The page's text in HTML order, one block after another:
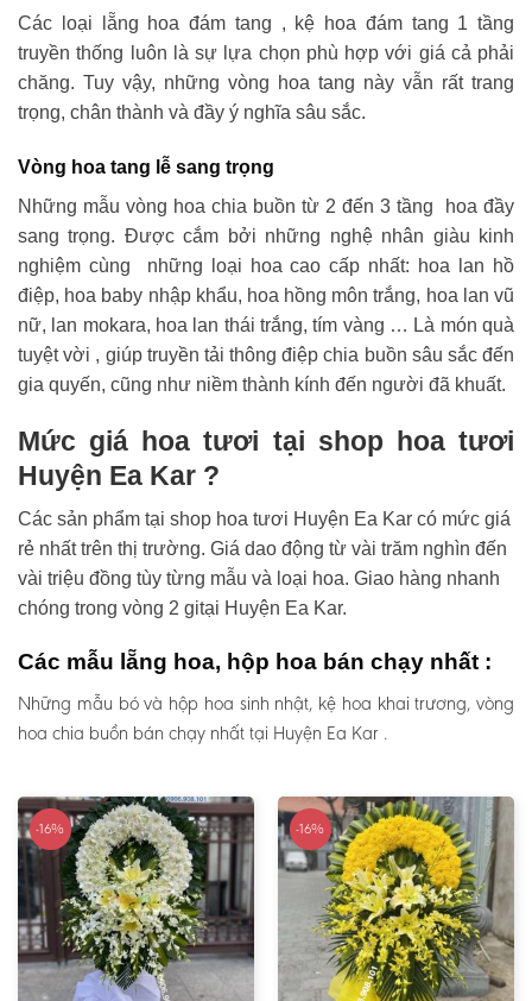
Các loại lẵng hoa đám tang , kệ hoa đám tang 1 tầng
truyền thống luôn là sự lựa chọn phù hợp với giá cả phải
chăng. Tuy vậy, những vòng hoa tang này vẫn rất trang
trọng, chân thành và đầy ý nghĩa sâu sắc.
Vòng hoa tang lễ sang trọng
Những mẫu vòng hoa chia buồn từ 2 đến 3 tầng hoa đầy
sang trọng. Được cắm bởi những nghệ nhân giàu kinh
nghiệm cùng những loại hoa cao cấp nhất: hoa lan hồ
điệp, hoa baby nhập khẩu, hoa hồng môn trắng, hoa lan vũ
nữ, lan mokara, hoa lan thái trắng, tím vàng … Là món quà
tuyệt vời , giúp truyền tải thông điệp chia buồn sâu sắc đến
gia quyến, cũng như niềm thành kính đến người đã khuất.
Mức giá hoa tươi tại shop hoa tươi
Huyện Ea Kar ?
Các sản phẩm tại shop hoa tươi Huyện Ea Kar có mức giá
rẻ nhất trên thị trường. Giá dao động từ vài trăm nghìn đến
vài triệu đồng tùy từng mẫu và loại hoa. Giao hàng nhanh
chóng trong vòng 2 gitại Huyện Ea Kar.
Các mẫu lẵng hoa, hộp hoa bán chạy nhất :
Những mẫu bó và hộp hoa sinh nhật, kệ hoa khai trương, vòng
hoa chia buồn bán chạy nhất tại Huyện Ea Kar .
-16% -16%